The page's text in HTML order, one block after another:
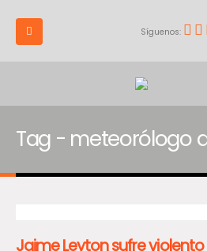
Síguenos:
Tag - meteorólogo
Jaime Leyton sufre